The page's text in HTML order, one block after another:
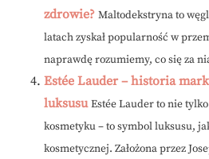
zdrowie? Maltodekstryna to
latach zyskał popularność w
naprawdę rozumiemy, co się za
Estée Lauder – historia
luksusu Estée Lauder to nie
kosmetyku – to symbol luksusu,
kosmetycznej. Założona przez